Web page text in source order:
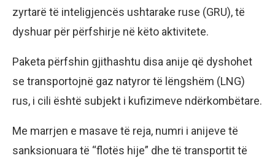
zyrtarë të inteligjencës ushtarake ruse (GRU), të
dyshuar për përfshirje në këto aktivitete.
Paketa përfshin gjithashtu disa anije që dyshohet
se transportojnë gaz natyror të lëngshëm (LNG)
rus, i cili është subjekt i kufizimeve ndërkombëtare.
Me marrjen e masave të reja, numri i anijeve të
sanksionuara të “flotës hije” dhe të transportit të